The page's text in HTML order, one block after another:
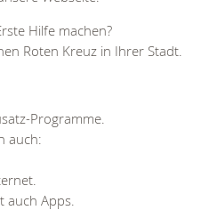
Hilfe machen?
Roten Kreuz in Ihrer Stadt.
Programme.
auch:
auch Apps.